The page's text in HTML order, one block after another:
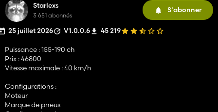
Starlexs
3 651 abonnés
S'abonner
25 juillet 2026 V1.0.0.6 45 219
Puissance : 155-190 ch
Prix : 46800
Vitesse maximale : 40 km/h
Configurations :
Moteur
Marque de pneus